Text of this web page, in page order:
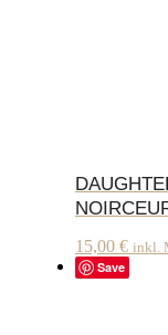
15,00 € inkl.
Save